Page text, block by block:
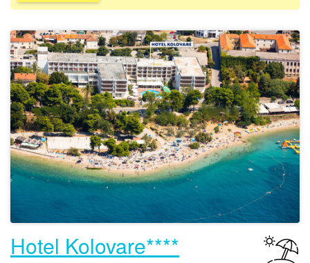
Hotel Kolovare****